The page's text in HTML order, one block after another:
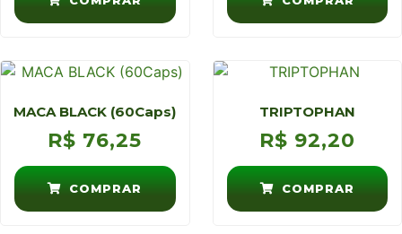
MACA BLACK (60Caps)
R$ 76,25
COMPRAR
TRIPTOPHAN
R$ 92,20
COMPRAR